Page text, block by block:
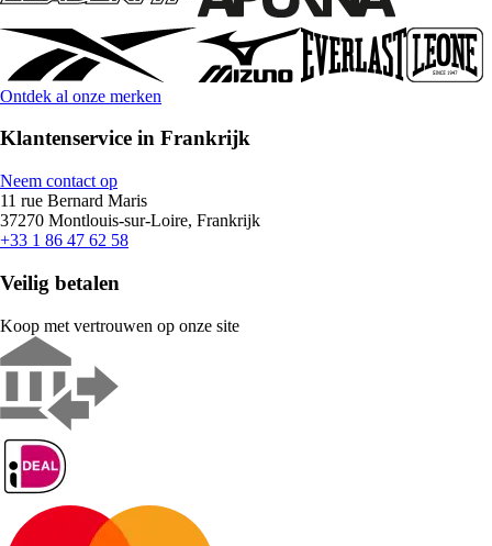
Ontdek al onze merken
Klantenservice in Frankrijk
Neem contact op
11 rue Bernard Maris
37270 Montlouis-sur-Loire, Frankrijk
+33 1 86 47 62 58
Veilig betalen
Koop met vertrouwen op onze site